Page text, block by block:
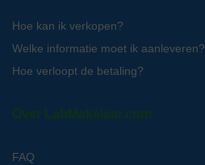
Hoe kan ik verkopen?
Welke informatie moet ik aanleveren?
Hoe verloopt de betaling?
Over LabMakelaar.com
FAQ